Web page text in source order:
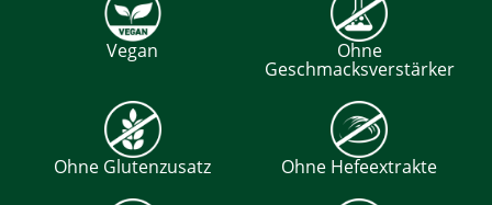
Vegan Ohne
Geschmacksverstärker
Ohne Glutenzusatz Ohne Hefeextrakte